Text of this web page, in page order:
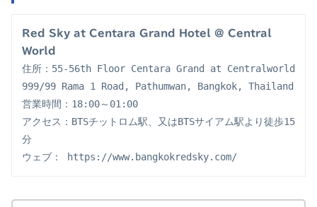
Red Sky at Centara Grand Hotel @ Central
World
住所：55-56th Floor Centara Grand at Centralworld
999/99 Rama 1 Road, Pathumwan, Bangkok, Thailand
営業時間：18:00～01:00
アクセス：BTSチットロム駅、又はBTSサイアム駅より徒歩15
分
ウェブ： https://www.bangkokredsky.com/